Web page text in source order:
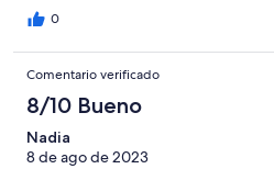
0
Comentario verificado
8/10 Bueno
Nadia
8 de ago de 2023